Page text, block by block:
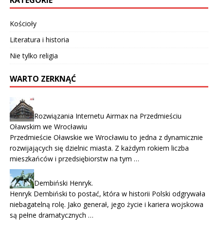
Kościoły
Literatura i historia
Nie tylko religia
WARTO ZERKNĄĆ
Rozwiązania Internetu Airmax na Przedmieściu
Oławskim we Wrocławiu
Przedmieście Oławskie we Wrocławiu to jedna z dynamicznie
rozwijających się dzielnic miasta. Z każdym rokiem liczba
mieszkańców i przedsiębiorstw na tym …
Dembiński Henryk.
Henryk Dembiński to postać, która w historii Polski odgrywała
niebagatelną rolę. Jako generał, jego życie i kariera wojskowa
są pełne dramatycznych …